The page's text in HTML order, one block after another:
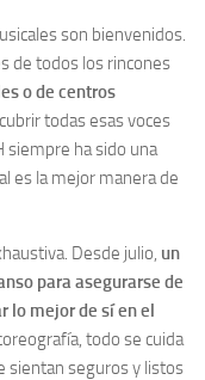
son bienvenidos.
de todos los rincones
o de centros
todas esas voces
siempre ha sido una
es la mejor manera de
Desde julio, un
para asegurarse de
lo mejor de sí en el
todo se cuida
sientan seguros y listos